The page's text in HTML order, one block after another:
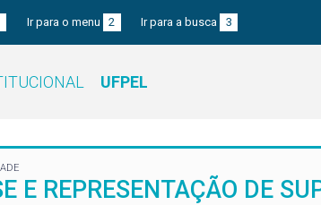
Ir para o menu 2 Ir para a busca 3
UFPEL
E REPRESENTAÇÃO DE